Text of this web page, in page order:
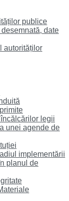
publice
date
autorităților
legii
unei agende de
implementării
planul de